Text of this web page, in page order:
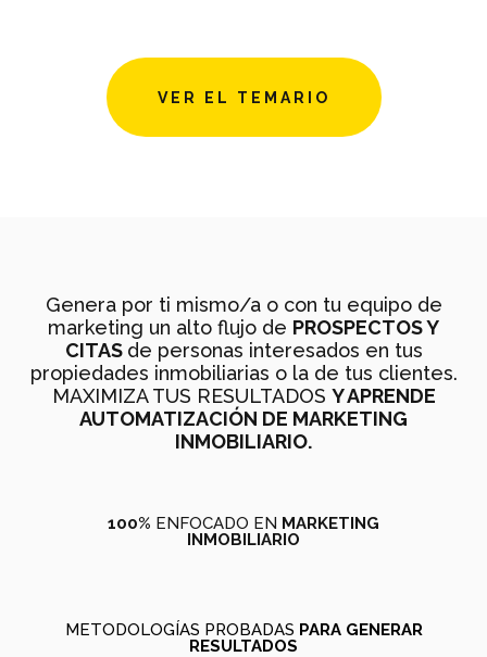
VER EL TEMARIO
Genera por ti mismo/a o con tu equipo de
marketing un alto flujo de PROSPECTOS Y
CITAS de personas interesados en tus
propiedades inmobiliarias o la de tus clientes.
MAXIMIZA TUS RESULTADOS Y APRENDE
AUTOMATIZACIÓN DE MARKETING
INMOBILIARIO.
100% ENFOCADO EN MARKETING
INMOBILIARIO
METODOLOGÍAS PROBADAS PARA GENERAR
RESULTADOS